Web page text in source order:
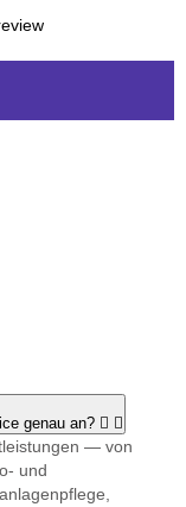
genau an?
— von
und